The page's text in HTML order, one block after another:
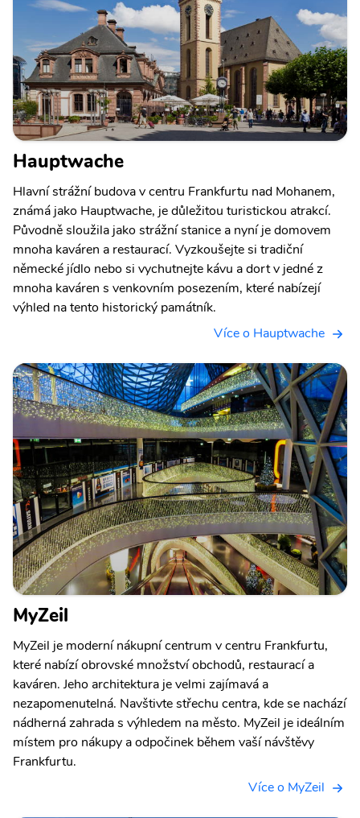
Hauptwache
Hlavní strážní budova v centru Frankfurtu nad Mohanem,
známá jako Hauptwache, je důležitou turistickou atrakcí.
Původně sloužila jako strážní stanice a nyní je domovem
mnoha kaváren a restaurací. Vyzkoušejte si tradiční
německé jídlo nebo si vychutnejte kávu a dort v jedné z
mnoha kaváren s venkovním posezením, které nabízejí
výhled na tento historický památník.
Více o Hauptwache
MyZeil
MyZeil je moderní nákupní centrum v centru Frankfurtu,
které nabízí obrovské množství obchodů, restaurací a
kaváren. Jeho architektura je velmi zajímavá a
nezapomenutelná. Navštivte střechu centra, kde se nachází
nádherná zahrada s výhledem na město. MyZeil je ideálním
místem pro nákupy a odpočinek během vaší návštěvy
Frankfurtu.
Více o MyZeil